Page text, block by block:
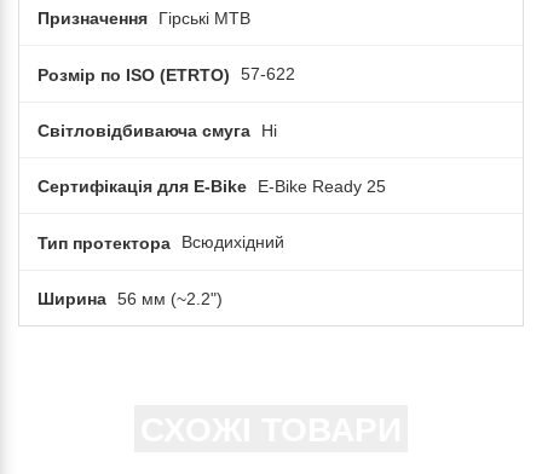
Призначення Гірські MTB
Розмір по ISO (ETRTO) 57-622
Світловідбиваюча смуга Ні
Сертифікація для E-Bike E-Bike Ready 25
Тип протектора Всюдихідний
Ширина 56 мм (~2.2")